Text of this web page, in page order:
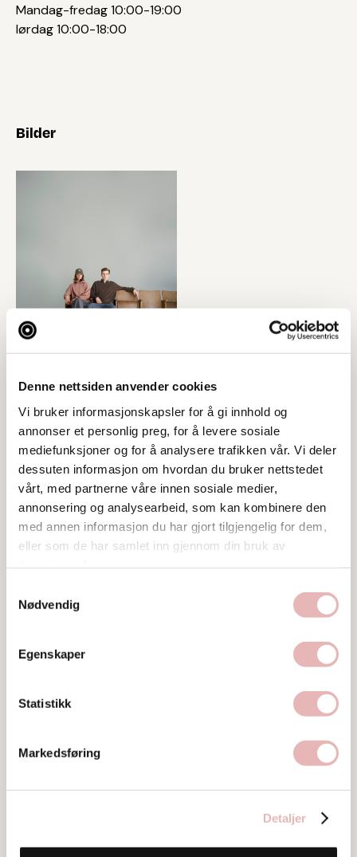
Denne nettsiden anvender cookies
Vi bruker informasjonskapsler for å gi innhold og
annonser et personlig preg, for å levere sosiale
mediefunksjoner og for å analysere trafikken vår. Vi deler
dessuten informasjon om hvordan du bruker nettstedet
vårt, med partnerne våre innen sosiale medier,
annonsering og analysearbeid, som kan kombinere den
med annen informasjon du har gjort tilgjengelig for dem,
eller som de har samlet inn gjennom din bruk av
Nødvendig
Egenskaper
Statistikk
Markedsføring
Detaljer
Mandag-fredag 10:00-19:00
lørdag 10:00-18:00
Bilder
Tar digitalt BYENgavekort
Besøksadresse
Kirkegata 20, 4006 Stavanger